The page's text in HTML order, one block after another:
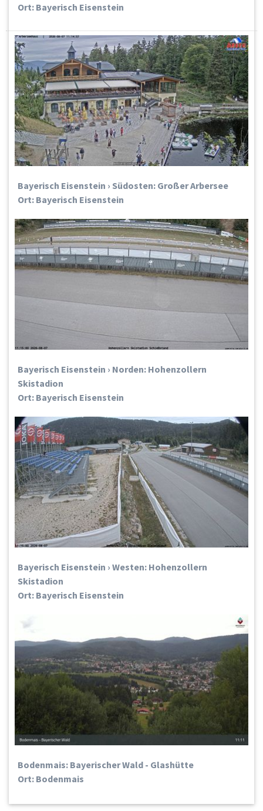
Ort: Bayerisch Eisenstein
Bayerisch Eisenstein › Südosten: Großer Arbersee
Ort: Bayerisch Eisenstein
Bayerisch Eisenstein › Norden: Hohenzollern
Skistadion
Ort: Bayerisch Eisenstein
Bayerisch Eisenstein › Westen: Hohenzollern
Skistadion
Ort: Bayerisch Eisenstein
Bodenmais: Bayerischer Wald - Glashütte
Ort: Bodenmais